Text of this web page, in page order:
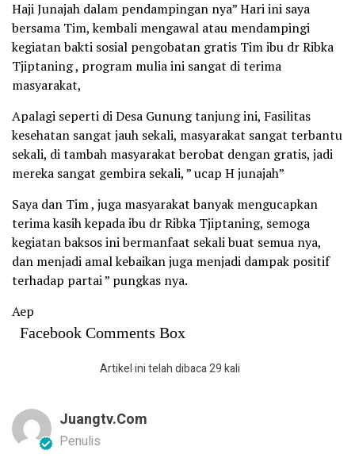
Haji Junajah dalam pendampingan nya” Hari ini saya
bersama Tim, kembali mengawal atau mendampingi
kegiatan bakti sosial pengobatan gratis Tim ibu dr Ribka
Tjiptaning , program mulia ini sangat di terima
masyarakat,
Apalagi seperti di Desa Gunung tanjung ini, Fasilitas
kesehatan sangat jauh sekali, masyarakat sangat terbantu
sekali, di tambah masyarakat berobat dengan gratis, jadi
mereka sangat gembira sekali, ” ucap H junajah”
Saya dan Tim , juga masyarakat banyak mengucapkan
terima kasih kepada ibu dr Ribka Tjiptaning, semoga
kegiatan baksos ini bermanfaat sekali buat semua nya,
dan menjadi amal kebaikan juga menjadi dampak positif
terhadap partai ” pungkas nya.
Aep
Facebook Comments Box
Artikel ini telah dibaca 29 kali
Juangtv.com
Penulis